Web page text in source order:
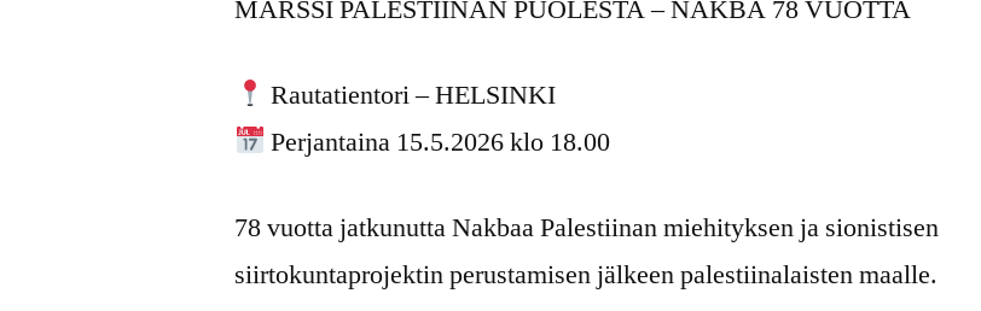
MARSSI PALESTIINAN PUOLESTA – NAKBA 78 VUOTTA
Rautatientori – HELSINKI
Perjantaina 15.5.2026 klo 18.00
78 vuotta jatkunutta Nakbaa Palestiinan miehityksen ja sionistisen
siirtokuntaprojektin perustamisen jälkeen palestiinalaisten maalle.